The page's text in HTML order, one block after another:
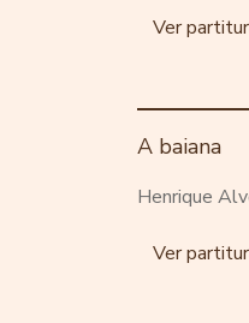
Ver
A baiana
Henrique
Ver